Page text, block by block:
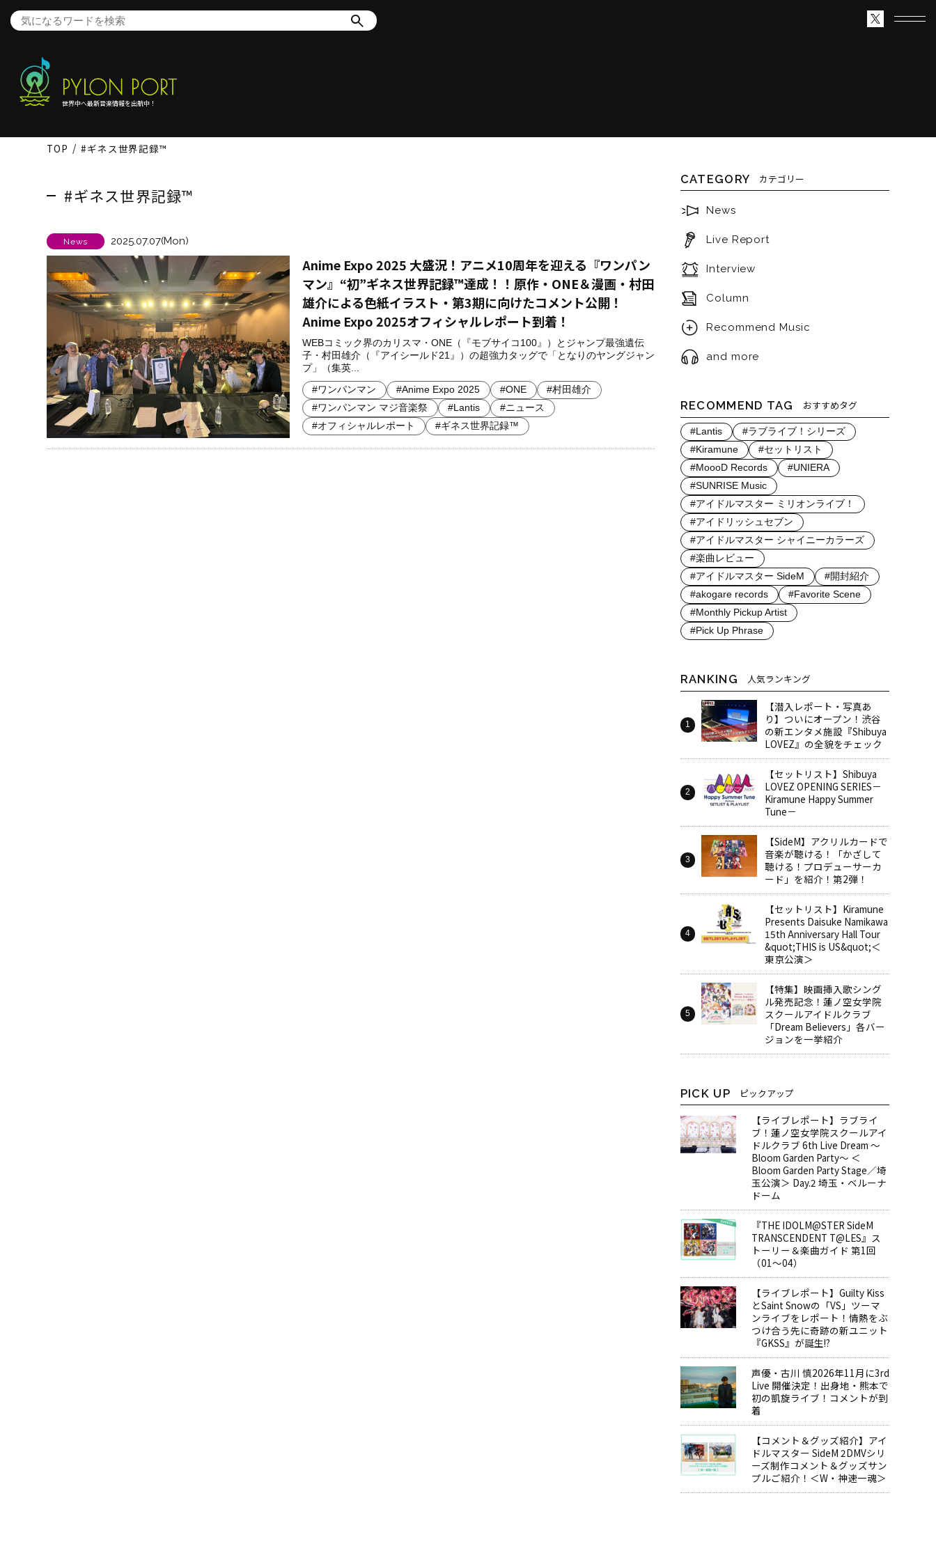
世界中へ最新音楽情報を出航中！
TOP #ギネス世界記録™
#ギネス世界記録™
News 2025.07.07(Mon)
Anime Expo 2025 大盛況！アニメ10周年を迎える『ワンパン
マン』“初”ギネス世界記録™達成！！原作・ONE＆漫画・村田
雄介による色紙イラスト・第3期に向けたコメント公開！
Anime Expo 2025オフィシャルレポート到着！
WEBコミック界のカリスマ・ONE（『モブサイコ100』）とジャンプ最強遺伝
子・村田雄介（『アイシールド21』）の超強力タッグで「となりのヤングジャン
プ」（集英...
#ワンパンマン #Anime Expo 2025 #ONE
#村田雄介
#ワンパンマン マジ音楽祭
#Lantis
#ニュース
#オフィシャルレポート
#ギネス世界記録™
CATEGORY カテゴリー
News
Live Report
Interview
Column
Recommend Music
and more
RECOMMEND TAG おすすめタグ
#Lantis
#ラブライブ！シリーズ
#Kiramune
#セットリスト
#MoooD Records
#UNIERA
#SUNRISE Music
#アイドルマスター ミリオンライブ！
#アイドリッシュセブン
#アイドルマスター シャイニーカラーズ
#楽曲レビュー
#アイドルマスター SideM
#開封紹介
#akogare records
#Favorite Scene
#Monthly Pickup Artist
#Pick Up Phrase
RANKING 人気ランキング
【潜入レポート・写真あ
り】ついにオープン！渋谷
の新エンタメ施設『Shibuya
LOVEZ』の全貌をチェック
【セットリスト】Shibuya
LOVEZ OPENING SERIES－
Kiramune Happy Summer
Tune－
【SideM】アクリルカードで
音楽が聴ける！「かざして
聴ける！プロデューサーカ
ード」を紹介！第2弾！
【セットリスト】Kiramune
Presents Daisuke Namikawa
15th Anniversary Hall Tour
&quot;THIS is US&quot;＜
東京公演＞
【特集】映画挿入歌シング
ル発売記念！蓮ノ空女学院
スクールアイドルクラブ
「Dream Believers」各バー
ジョンを一挙紹介
PICK UP ピックアップ
【ライブレポート】ラブライ
ブ！蓮ノ空女学院スクールアイ
ドルクラブ 6th Live Dream ～
Bloom Garden Party～ ＜
Bloom Garden Party Stage／埼
玉公演＞ Day.2 埼玉・ベルーナ
ドーム
『THE IDOLM@STER SideM
TRANSCENDENT T@LES』ス
トーリー＆楽曲ガイド 第1回
（01～04）
【ライブレポート】Guilty Kiss
とSaint Snowの「VS」ツーマ
ンライブをレポート！情熱をぶ
つけ合う先に奇跡の新ユニット
『GKSS』が誕生!?
声優・古川 慎2026年11月に3rd
Live 開催決定！出身地・熊本で
初の凱旋ライブ！コメントが到
着
【コメント＆グッズ紹介】アイ
ドルマスター SideM 2DMVシリ
ーズ制作コメント＆グッズサン
プルご紹介！＜W・神速一魂＞